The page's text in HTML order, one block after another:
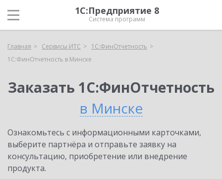
1С:Предприятие 8
Система программ
Главная Сервисы ИТС
1С:ФинОтчетность
1С:ФинОтчетность в Минске
Заказать 1С:ФинОтчетность
в Минске
Ознакомьтесь с информационными карточками,
выберите партнёра и отправьте заявку на
консультацию, приобретение или внедрение
продукта.